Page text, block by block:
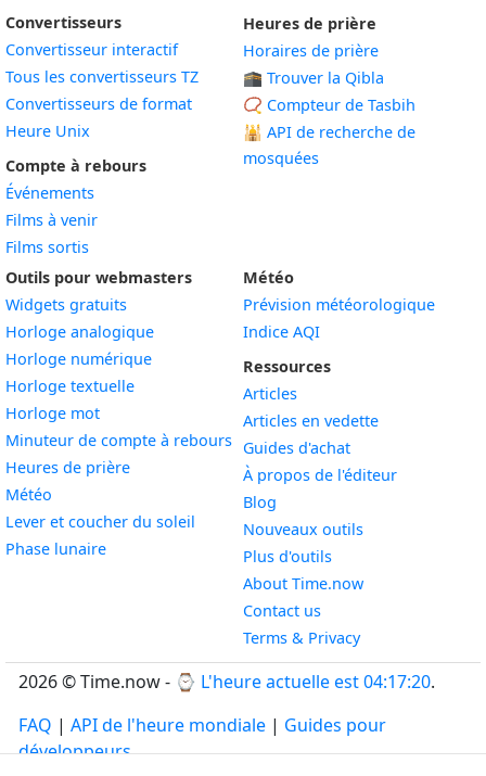
Convertisseurs
Convertisseur interactif
Tous les convertisseurs TZ
Convertisseurs de format
Heure Unix
Compte à rebours
Événements
Films à venir
Films sortis
Heures de prière
Horaires de prière
🕋 Trouver la Qibla
📿 Compteur de Tasbih
🕌 API de recherche de
mosquées
Outils pour webmasters
Widgets gratuits
Horloge analogiqueWidget
Horloge numériqueWidget
Horloge textuelleWidget
Horloge motWidget
Minuteur de compte à rebours Widget
Heures de prièreWidget
Météo
Lever et coucher du soleil
Phase lunaireWidget
Météo
Prévision météorologique
Indice AQI
Ressources
Articles
Articles en vedette
Guides d'achat
À propos de l'éditeur
Blog
Nouveaux outils
Plus d'outils
About Time.now
Contact us
Terms & Privacy
2026 © Time.now - ⌚ L'heure actuelle est 04:17:20.
FAQ | API de l'heure mondiale | Guides pour
développeurs